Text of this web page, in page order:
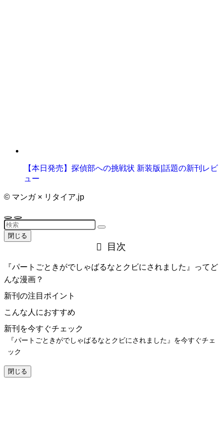
【本日発売】探偵部への挑戦状 新装版|話題の新刊レビ
ュー
© マンガ × リタイア.jp
閉じる
目次
『パートごときがでしゃばるなとクビにされました』ってど
んな漫画？
新刊の注目ポイント
こんな人におすすめ
新刊を今すぐチェック
『パートごときがでしゃばるなとクビにされました』を今すぐチェ
ック
閉じる